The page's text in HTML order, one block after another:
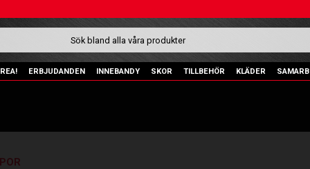
ERBJUDANDEN INNEBANDY SKOR TILLBEHÖR KLÄDER